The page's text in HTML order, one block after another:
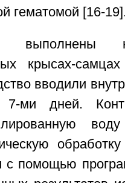
гематомой [16-
выполнены
крысах-
вводили
7-ми дней.
с помощью